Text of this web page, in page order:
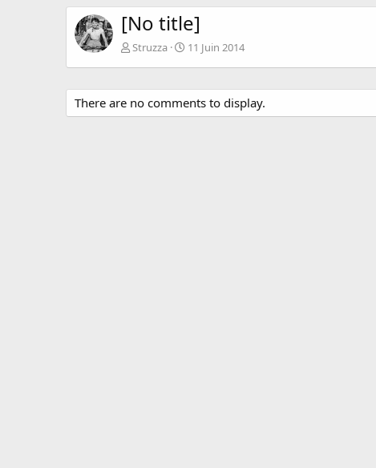
[No title]
Struzza 11 Juin 2014
There are no comments to display.